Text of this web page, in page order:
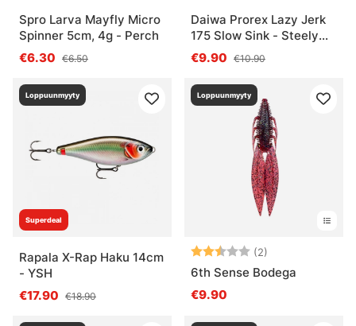
Spro Larva Mayfly Micro
Spinner 5cm, 4g - Perch
€6.30 €6.50
Daiwa Prorex Lazy Jerk
175 Slow Sink - Steely
Grey
€9.90 €10.90
Superdeal
Loppuunmyyty
Rapala X-Rap Haku 14cm
- YSH
€17.90 €18.90
Loppuunmyyty
Arvio: (2)
6th Sense Bodega
€9.90